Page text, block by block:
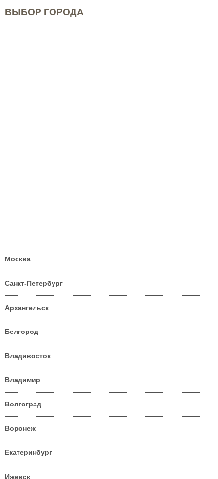
ВЫБОР ГОРОДА
Москва
Санкт-Петербург
Архангельск
Белгород
Владивосток
Владимир
Волгоград
Воронеж
Екатеринбург
Ижевск